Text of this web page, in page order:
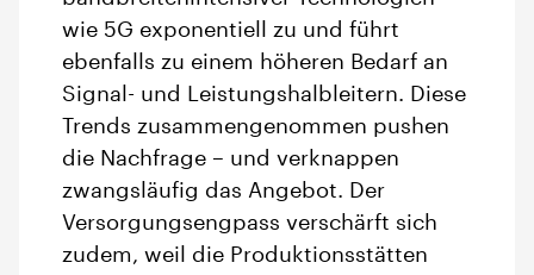
wie 5G exponentiell zu und führt
ebenfalls zu einem höheren Bedarf an
Signal- und Leistungshalbleitern. Diese
Trends zusammengenommen pushen
die Nachfrage – und verknappen
zwangsläufig das Angebot. Der
Versorgungsengpass verschärft sich
zudem, weil die Produktionsstätten